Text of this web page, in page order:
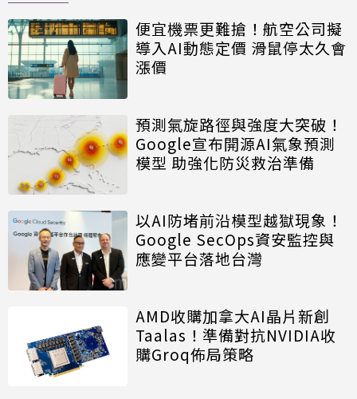
便宜機票更難搶！航空公司擬
導入AI動態定價 滑鼠停太久會
漲價
預測氣旋路徑與強度大突破！
Google宣布開源AI氣象預測
模型 助強化防災救治準備
以AI防堵前沿模型越獄現象！
Google SecOps資安監控與
應變平台落地台灣
AMD收購加拿大AI晶片新創
Taalas！準備對抗NVIDIA收
購Groq佈局策略